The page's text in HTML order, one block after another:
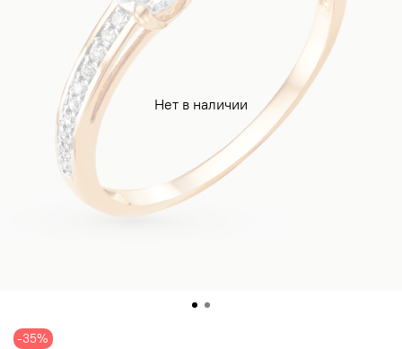
Нет в наличии
-35%